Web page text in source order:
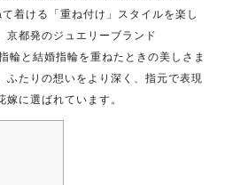
着ける「重ね付け」スタイルを楽し
京都発のジュエリーブランド
輪と結婚指輪を重ねたときの美しさま
ふたりの想いをより深く、指元で表現
に選ばれています。